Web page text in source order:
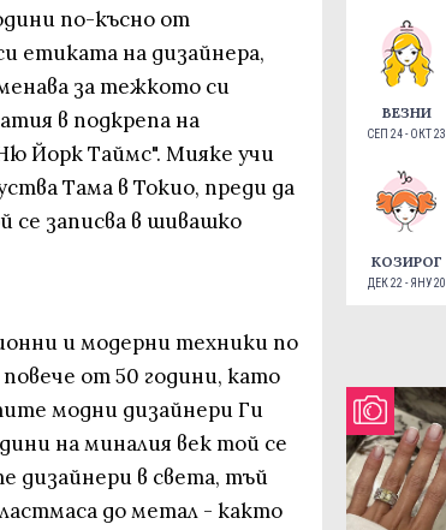
по-късно от
етиката на дизайнера,
за тежкото си
в подкрепа на
Йорк Таймс". Мияке учи
Тама в Токио, преди да
се записва в шивашко
и модерни техники по
от 50 години, като
модни дизайнери Ги
на миналия век той се
дизайнери в света, тъй
до метал - както
ВЕЗНИ
СЕП 24 - ОКТ 23
КОЗИРОГ
ДЕК 22 - ЯНУ 20